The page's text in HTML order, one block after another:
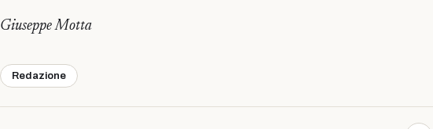
Giuseppe Motta
Redazione